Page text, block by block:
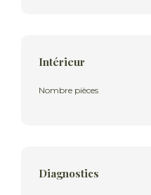
Intérieur
Nombre pièces
Diagnostics